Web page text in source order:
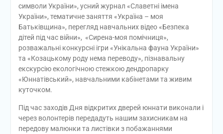
символи України», усний журнал «Славетні імена
України», тематичне заняття «Україна – моя
Батьківщина», перегляд навчальних відео «Безпека
дітей під час війни», «Сирена-моя помічниця»,
розважальні конкурсні ігри «Унікальна фауна України»
та «Козацькому роду нема переводу», пізнавальну
екскурсію екологічною стежкою дендропарку
«Юннатівський», навчальними кабінетами та живим
куточком.
Під час заходів Дня відкритих дверей юннати виконали і
через волонтерів передадуть нашим захисникам на
передову малюнки та листівки з побажаннями